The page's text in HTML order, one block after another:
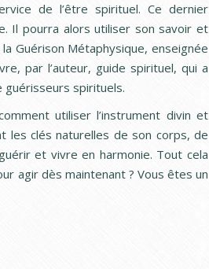
de l’être spirituel. Ce dernier
Il pourra alors utiliser son savoir et
Guérison Métaphysique, enseignée
par l’auteur, guide spirituel, qui a
guérisseurs spirituels.
utiliser l’instrument divin et
les clés naturelles de son corps, de
et vivre en harmonie. Tout cela
agir dès maintenant ? Vous êtes un